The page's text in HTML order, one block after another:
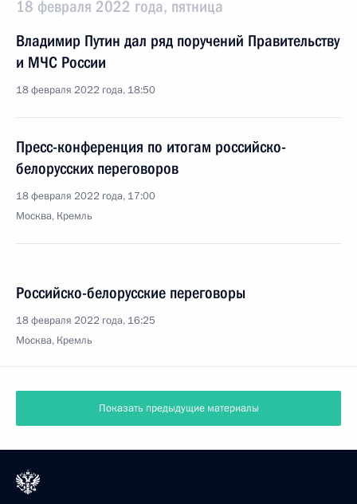
18 февраля 2022 года, пятница
Владимир Путин дал ряд поручений Правительству
и МЧС России
18 февраля 2022 года, 18:50
Пресс-конференция по итогам российско-
белорусских переговоров
18 февраля 2022 года, 17:00
Москва, Кремль
Российско-белорусские переговоры
18 февраля 2022 года, 16:25
Москва, Кремль
Показать предыдущие материалы